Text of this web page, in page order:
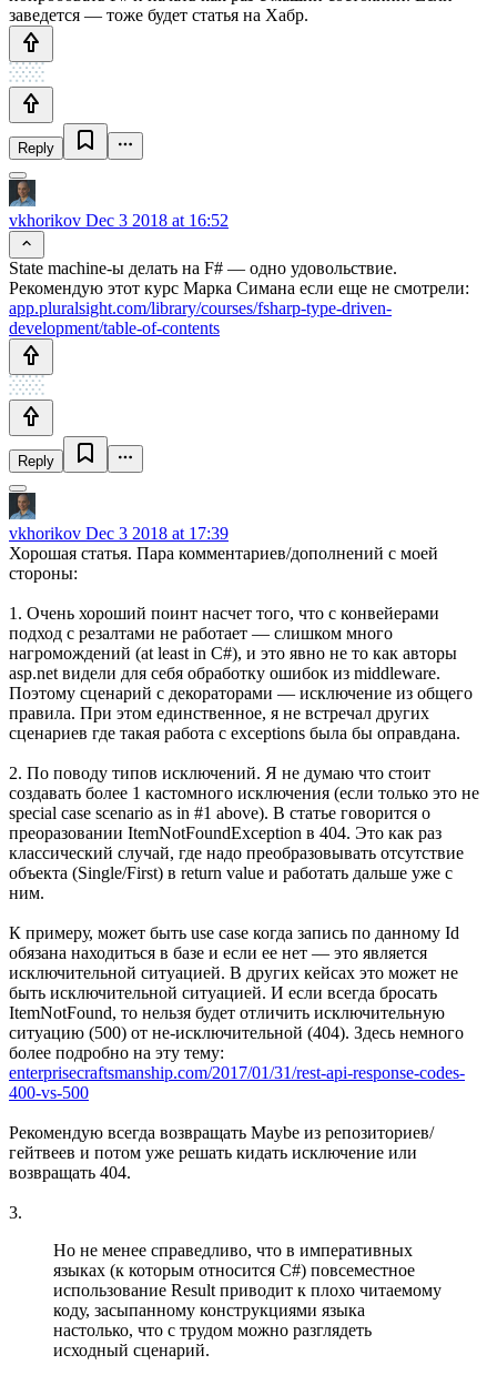
заведется — тоже будет статья на Хабр.
Reply
vkhorikov Dec 3 2018 at 16:52
State machine-ы делать на F# — одно удовольствие.
Рекомендую этот курс Марка Симана если еще не смотрели:
app.pluralsight.com/library/courses/fsharp-type-driven-
development/table-of-contents
Reply
vkhorikov Dec 3 2018 at 17:39
Хорошая статья. Пара комментариев/дополнений с моей
стороны:
1. Очень хороший поинт насчет того, что с конвейерами
подход с резалтами не работает — слишком много
нагромождений (at least in C#), и это явно не то как авторы
asp.net видели для себя обработку ошибок из middleware.
Поэтому сценарий с декораторами — исключение из общего
правила. При этом единственное, я не встречал других
сценариев где такая работа с exceptions была бы оправдана.
2. По поводу типов исключений. Я не думаю что стоит
создавать более 1 кастомного исключения (если только это не
special case scenario as in #1 above). В статье говорится о
преоразовании ItemNotFoundException в 404. Это как раз
классический случай, где надо преобразовывать отсутствие
объекта (Single/First) в return value и работать дальше уже с
ним.
К примеру, может быть use case когда запись по данному Id
обязана находиться в базе и если ее нет — это является
исключительной ситуацией. В других кейсах это может не
быть исключительной ситуацией. И если всегда бросать
ItemNotFound, то нельзя будет отличить исключительную
ситуацию (500) от не-исключительной (404). Здесь немного
более подробно на эту тему:
enterprisecraftsmanship.com/2017/01/31/rest-api-response-codes-
400-vs-500
Рекомендую всегда возвращать Maybe из репозиториев/
гейтвеев и потом уже решать кидать исключение или
возвращать 404.
3.
Но не менее справедливо, что в императивных
языках (к которым относится C#) повсеместное
использование Result приводит к плохо читаемому
коду, засыпанному конструкциями языка
настолько, что с трудом можно разглядеть
исходный сценарий.